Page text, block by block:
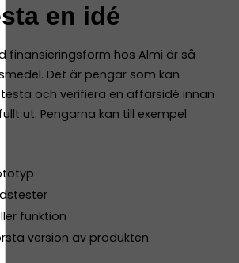
en idé
finansieringsform hos Almi är så
Det är pengar som kan
och verifiera en affärsidé innan
ut. Pengarna kan till exempel
funktion
version av produkten